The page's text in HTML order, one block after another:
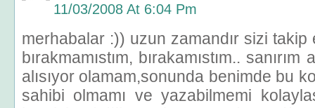
11/03/2008 At 6:04 Pm
merhabalar :)) uzun zamandır sizi
bırakmamıstım, bırakamıstım..
alısıyor olamam,sonunda benimde bu
sahibi olmamı ve yazabilmemi